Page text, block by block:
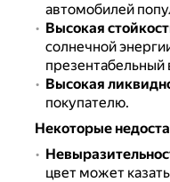
автомобилей
Высокая
солнечной
презентабельный
Высокая
покупателю.
Некоторые
цвет может